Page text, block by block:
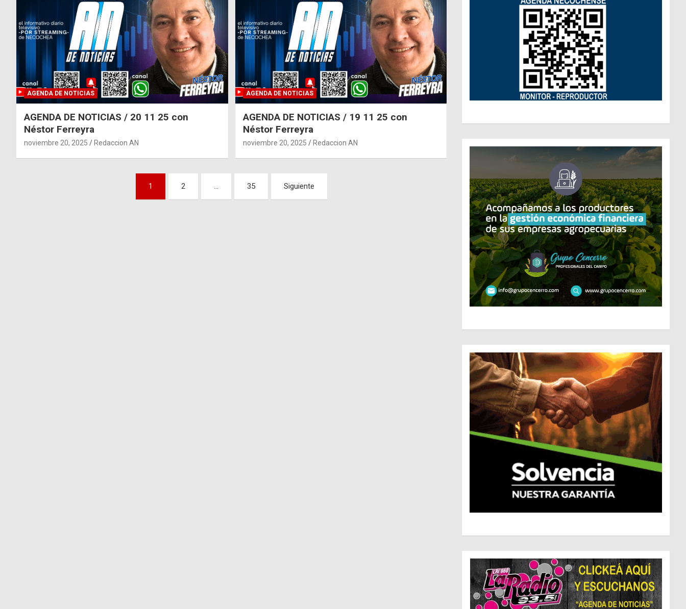
AGENDA DE NOTICIAS
AGENDA DE NOTICIAS / 20 11 25 con
Néstor Ferreyra
noviembre 20, 2025 Redaccion AN
AGENDA DE NOTICIAS
AGENDA DE NOTICIAS / 19 11 25 con
Néstor Ferreyra
noviembre 20, 2025 Redaccion AN
1 2 … 35 Siguiente